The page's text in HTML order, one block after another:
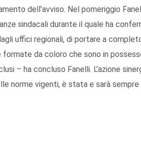
dell’avviso. Nel pomeriggio
sindacali durante il quale ha
uffici regionali, di portare a
formate da coloro che sono in
– ha concluso Fanelli. L’azione
norme vigenti, è stata e sarà